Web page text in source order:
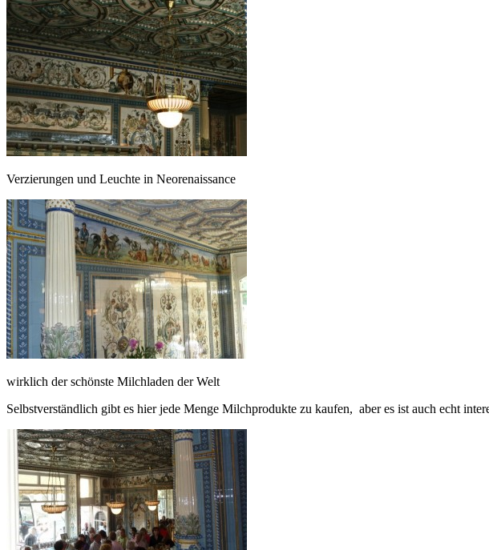
Verzierungen und Leuchte in Neorenaissance
wirklich der schönste Milchladen der Welt
Selbstverständlich gibt es hier jede Menge Milchprodukte zu kaufen, aber es ist auch echt